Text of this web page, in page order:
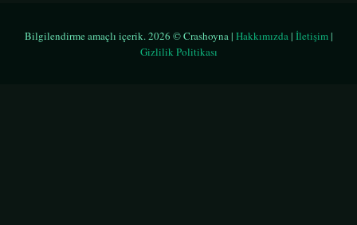
Bilgilendirme amaçlı içerik. 2026 © Crashoyna | Hakkımızda | İletişim|
Gizlilik Politikası